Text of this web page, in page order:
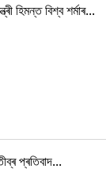
হিমন্ত বিশ্ব শৰ্মাৰ...
প্ৰতিবাদ...